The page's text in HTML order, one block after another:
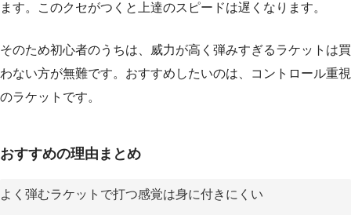
ます。このクセがつくと上達のスピードは遅くなります。
そのため初心者のうちは、威力が高く弾みすぎるラケットは買
わない方が無難です。おすすめしたいのは、コントロール重視
のラケットです。
おすすめの理由まとめ
よく弾むラケットで打つ感覚は身に付きにくい